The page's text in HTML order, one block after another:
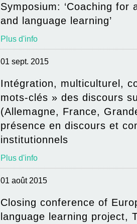
Symposium: ‘Coaching for
and language learning’
Plus d'info
01 sept. 2015
Intégration, multiculturel,
mots-clés » des discours
(Allemagne, France,
présence en discours et
institutionnels
Plus d'info
01 août 2015
Closing conference of
language learning project,